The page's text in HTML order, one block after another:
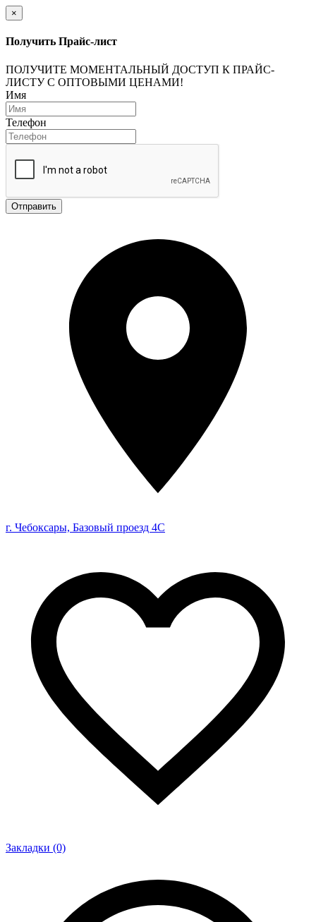
×
Получить Прайс-лист
ПОЛУЧИТЕ МОМЕНТАЛЬНЫЙ ДОСТУП К ПРАЙС-
ЛИСТУ С ОПТОВЫМИ ЦЕНАМИ!
Имя
Телефон
Отправить
г. Чебоксары, Базовый проезд 4С
Закладки (0)